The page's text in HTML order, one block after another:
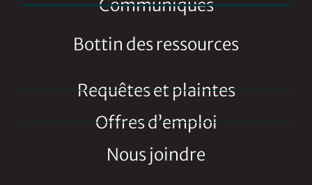
Communiqués
Bottin des ressources
Requêtes et plaintes
Offres d’emploi
Nous joindre